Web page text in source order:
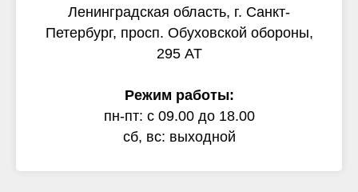
Ленинградская область, г. Санкт-
Петербург, просп. Обуховской обороны,
295 АТ
Режим работы:
пн-пт: с 09.00 до 18.00
сб, вс: выходной